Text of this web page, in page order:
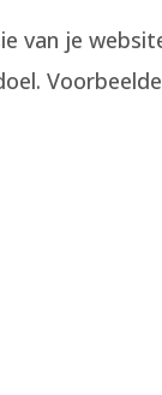
van je